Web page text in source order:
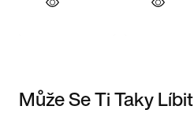
Může Se Ti Taky Líbit